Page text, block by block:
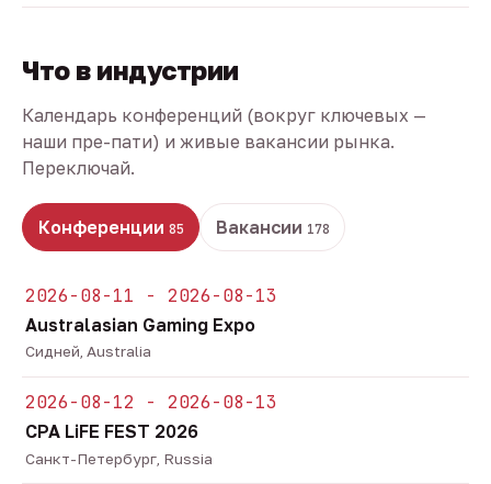
Что в индустрии
Календарь конференций (вокруг ключевых —
наши пре-пати) и живые вакансии рынка.
Переключай.
Конференции 85 Вакансии 178
2026-08-11 - 2026-08-13
Australasian Gaming Expo
Сидней, Australia
2026-08-12 - 2026-08-13
CPA LiFE FEST 2026
Санкт-Петербург, Russia